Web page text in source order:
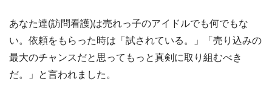
あなた達(訪問看護)は売れっ子のアイドルでも何でもな
い。依頼をもらった時は「試されている。」「売り込みの
最大のチャンスだと思ってもっと真剣に取り組むべき
だ。」と言われました。